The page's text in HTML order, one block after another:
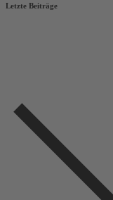
Letzte Beiträge